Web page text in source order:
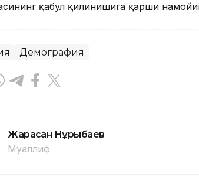
қабул қилинишига қарши
Демография
Жарасқан Нұрыбаев
Муаллиф